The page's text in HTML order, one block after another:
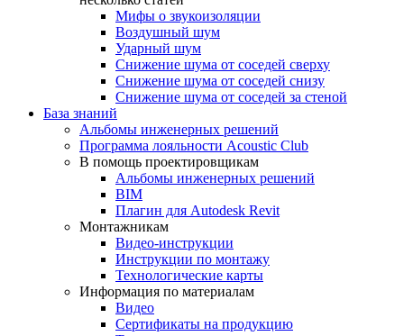
Мифы о звукоизоляции
Воздушный шум
Ударный шум
Снижение шума от соседей сверху
Снижение шума от соседей снизу
Снижение шума от соседей за стеной
База знаний
Альбомы инженерных решений
Программа лояльности Acoustic Club
В помощь проектировщикам
Альбомы инженерных решений
BIM
Плагин для Autodesk Revit
Монтажникам
Видео-инструкции
Инструкции по монтажу
Технологические карты
Информация по материалам
Видео
Сертификаты на продукцию